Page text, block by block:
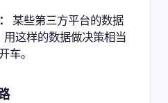
某些第三方平台的数据
用这样的数据做决策相当
车。